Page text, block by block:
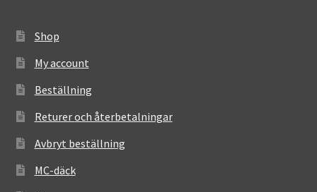
Shop
My account
Beställning
Returer och återbetalningar
Avbryt beställning
MC-däck